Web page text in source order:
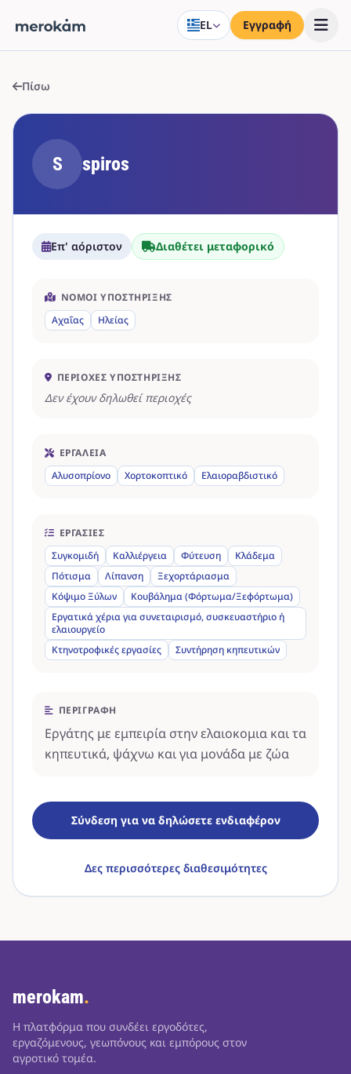
EL Εγγραφή
Πίσω
S spiros
Επ' αόριστον Διαθέτει μεταφορικό
ΝΟΜΟΊ ΥΠΟΣΤΉΡΙΞΗΣ
Αχαΐας
Ηλείας
ΠΕΡΙΟΧΈΣ ΥΠΟΣΤΉΡΙΞΗΣ
Δεν έχουν δηλωθεί περιοχές
ΕΡΓΑΛΕΊΑ
Αλυσοπρίονο
Χορτοκοπτικό Ελαιοραβδιστικό
ΕΡΓΑΣΊΕΣ
Συγκομιδή
Καλλιέργεια Φύτευση
Κλάδεμα
Πότισμα
Λίπανση
Ξεχορτάριασμα
Κόψιμο Ξύλων
Κουβάλημα (Φόρτωμα/Ξεφόρτωμα)
Εργατικά χέρια για συνεταιρισμό, συσκευαστήριο ή
ελαιουργείο
Κτηνοτροφικές εργασίες
Συντήρηση κηπευτικών
ΠΕΡΙΓΡΑΦΉ
Εργάτης με εμπειρία στην ελαιοκομια και τα
κηπευτικά, ψάχνω και για μονάδα με ζώα
Σύνδεση για να δηλώσετε ενδιαφέρον
Δες περισσότερες διαθεσιμότητες
merokam.
Η πλατφόρμα που συνδέει εργοδότες,
εργαζόμενους, γεωπόνους και εμπόρους στον
αγροτικό τομέα.